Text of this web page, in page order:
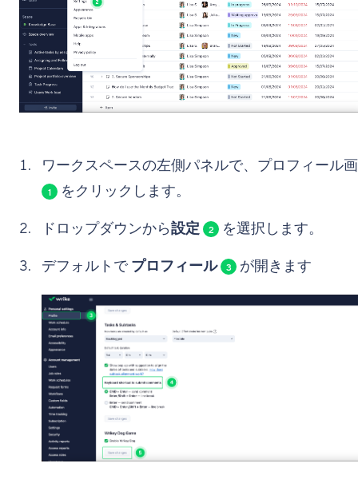
ワークスペースの左側パネルで、プロフィール
1
をクリックします。
ドロップダウンから設定 2
を選択します。
デフォルトでプロフィール 3 が開きます